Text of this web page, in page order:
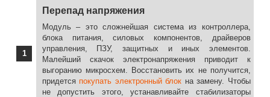
Перепад напряжения
Модуль – это сложнейшая система из контроллера,
блока питания, силовых компонентов, драйверов
управления, ПЗУ, защитных и иных элементов.
Малейший скачок электронапряжения приводит к
выгоранию микросхем. Восстановить их не получится,
придется покупать электронный блок на замену. Чтобы
не допустить этого, устанавливайте стабилизаторы